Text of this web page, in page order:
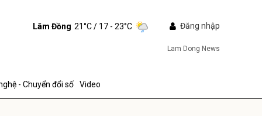
Lâm Đồng 21°C/ 17 - 23°C Đăng nhập
Lam Dong News
- Chuyển đổi số Video